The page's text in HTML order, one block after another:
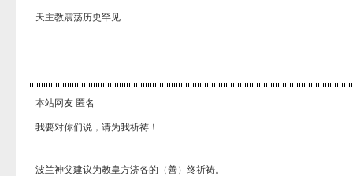
天主教震荡历史罕见
本站网友 匿名
我要对你们说，请为我祈祷！
波兰神父建议为教皇方济各的（善）终祈祷。